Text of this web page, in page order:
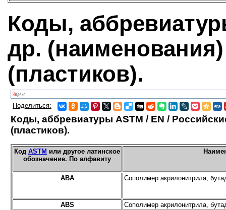
Коды,
др.
(пластиков).
Поделиться:
Коды, аббревиатуры ASTM / EN /
(пластиков).
Код ASTM или другое латинское
обозначение. По алфавиту
ABA Сополимер акрилонитрила,
ABS
Сополимер акрилонитрила,